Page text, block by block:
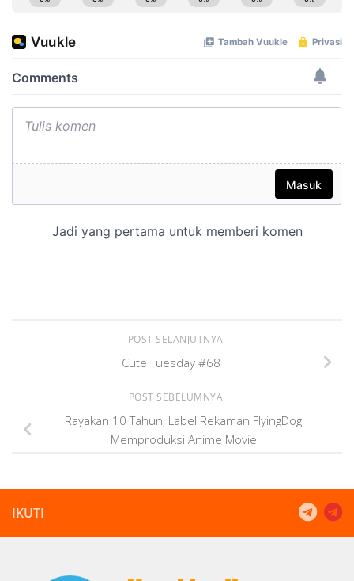
POST SELANJUTNYA
Cute Tuesday #68
POST SEBELUMNYA
Rayakan 10 Tahun, Label Rekaman FlyingDog
Memproduksi Anime Movie
IKUTI